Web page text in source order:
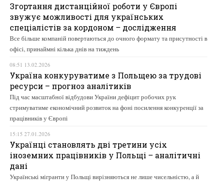
Згортання дистанційної роботи у Європі
звужує можливості для українських
спеціалістів за кордоном – дослідження
Все більше компаній повертаються до очного формату та присутності в
офісі, принаймні кілька днів на тиждень
08:51 13.02.2026
Україна конкуруватиме з Польщею за трудові
ресурси – прогноз аналітиків
Під час масштабної відбудови України дефіцит робочих рук
стримуватиме економічний розвиток на фоні посилення конкуренції за
працівників у Європі
15:15 27.01.2026
Українці становлять дві третини усіх
іноземних працівників у Польщі – аналітичні
дані
Українські мігранти у Польщі вирізняються не лише чисельністю, а й